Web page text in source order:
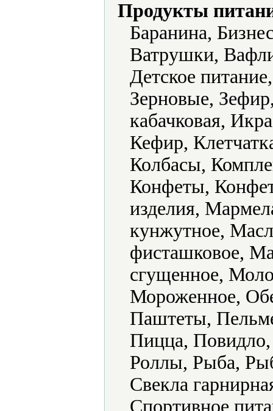
Продукты
Баранина,
Ватрушки,
Детское
Зерновые,
кабачковая,
Кефир,
Колбасы,
Конфеты,
изделия,
кунжутное,
фисташковое,
сгущенное,
Мороженное,
Паштеты,
Пицца,
Роллы, Рыба,
Свекла
Спортивное